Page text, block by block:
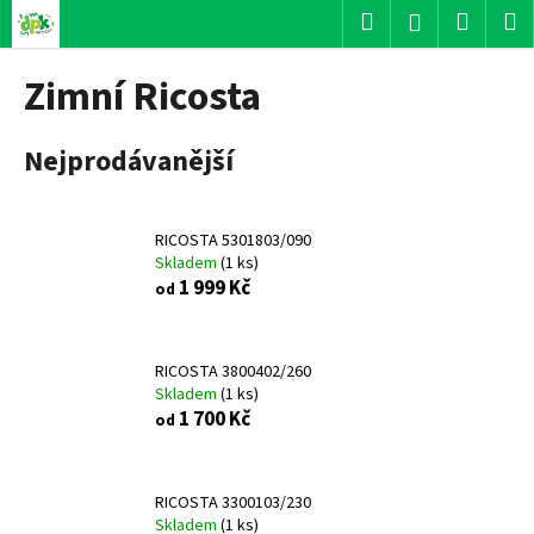
Přejít
obsah
Hledat Přihlášení
Zimní Ricosta
Nejprodávanější
RICOSTA 5301803/090
Skladem (1 ks)
od 1 999 Kč
RICOSTA 3800402/260
Skladem (1 ks)
od 1 700 Kč
RICOSTA 3300103/230
Skladem (1 ks)
o
o